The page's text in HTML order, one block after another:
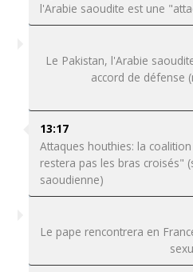
l'Arabie saoudite est une
Le Pakistan, l'Arabie
accord de défense
13:17
Attaques houthies: la
restera pas les bras croisés"
saoudienne)
Le pape rencontrera en